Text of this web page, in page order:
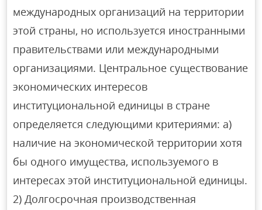
международных организаций на территории
этой страны, но используется иностранными
правительствами или международными
организациями. Центральное существование
экономических интересов
институциональной единицы в стране
определяется следующими критериями: а)
наличие на экономической территории хотя
бы одного имущества, используемого в
интересах этой институциональной единицы.
2) Долгосрочная производственная